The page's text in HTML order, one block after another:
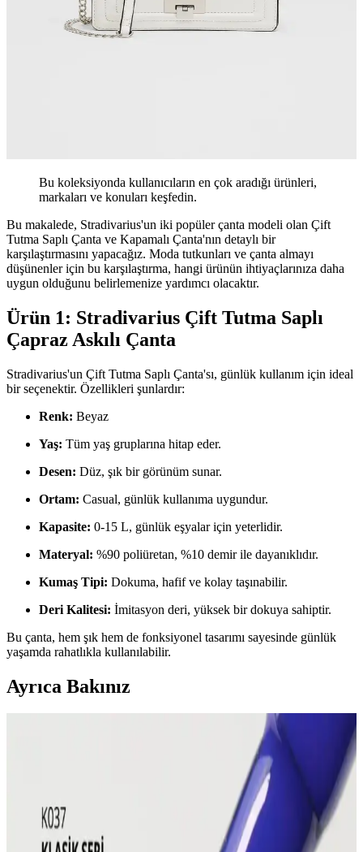
Bu koleksiyonda kullanıcıların en çok aradığı ürünleri,
markaları ve konuları keşfedin.
Bu makalede, Stradivarius'un iki popüler çanta modeli olan Çift
Tutma Saplı Çanta ve Kapamalı Çanta'nın detaylı bir
karşılaştırmasını yapacağız. Moda tutkunları ve çanta almayı
düşünenler için bu karşılaştırma, hangi ürünün ihtiyaçlarınıza daha
uygun olduğunu belirlemenize yardımcı olacaktır.
Ürün 1: Stradivarius Çift Tutma Saplı
Çapraz Askılı Çanta
Stradivarius'un Çift Tutma Saplı Çanta'sı, günlük kullanım için ideal
bir seçenektir. Özellikleri şunlardır:
Renk: Beyaz
Yaş: Tüm yaş gruplarına hitap eder.
Desen: Düz, şık bir görünüm sunar.
Ortam: Casual, günlük kullanıma uygundur.
Kapasite: 0-15 L, günlük eşyalar için yeterlidir.
Materyal: %90 poliüretan, %10 demir ile dayanıklıdır.
Kumaş Tipi: Dokuma, hafif ve kolay taşınabilir.
Deri Kalitesi: İmitasyon deri, yüksek bir dokuya sahiptir.
Bu çanta, hem şık hem de fonksiyonel tasarımı sayesinde günlük
yaşamda rahatlıkla kullanılabilir.
Ayrıca Bakınız
Gelin Makyajında Doğallık ve Kalıcılık İçin Temel
Gelin makyajında doğal görünüm ile profesyonel fotoğraflarda
belirginlik dengelenmeli. Kaş, göz, allık, highlighter ve dudak
uygulamalarında doğru renk ve teknikler kullanılmalı, makyaj
kalıcılığı sağlanmalıdır.